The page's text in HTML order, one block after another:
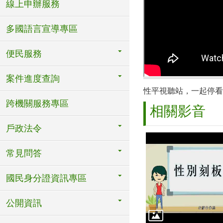
線上申辦服務
多國語言宣導專區
便民服務
案件進度查詢
跨機關服務專區
戶政法令
常見問答
國民身分證資訊專區
公開資訊
性平視聽站，一起停
相關影音